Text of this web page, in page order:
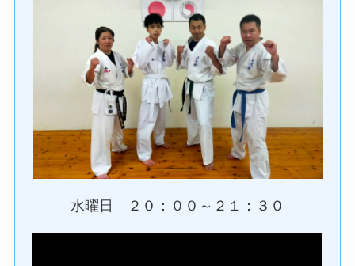
水曜日 ２０：００～２１：３０